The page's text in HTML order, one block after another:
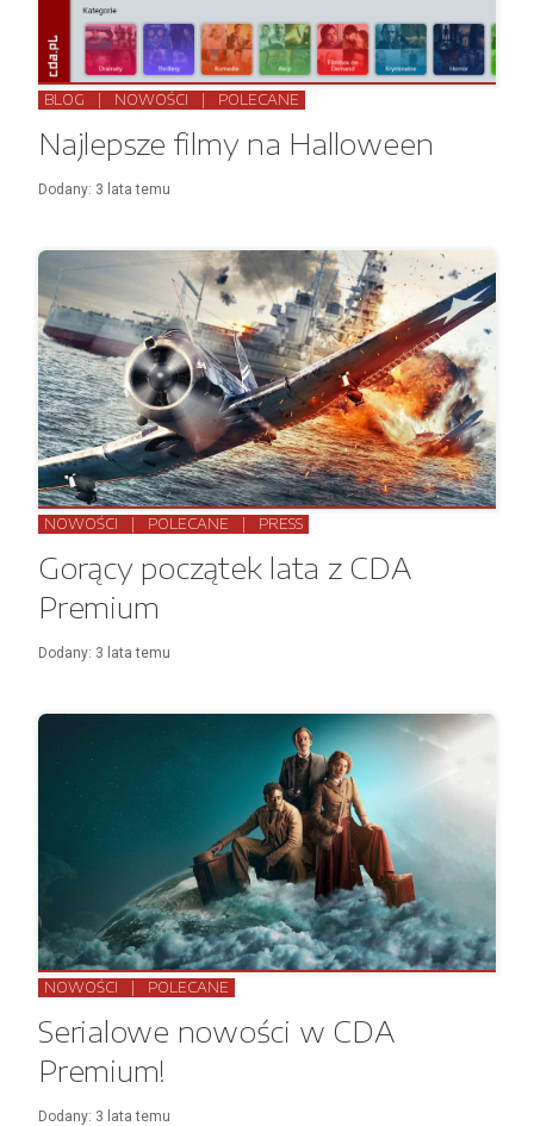
BLOG NOWOŚCI POLECANE
Najlepsze filmy na Halloween
Dodany: 3 lata temu
NOWOŚCI POLECANE PRESS
Gorący początek lata z CDA
Premium
Dodany: 3 lata temu
NOWOŚCI POLECANE
Serialowe nowości w CDA
Premium!
Dodany: 3 lata temu